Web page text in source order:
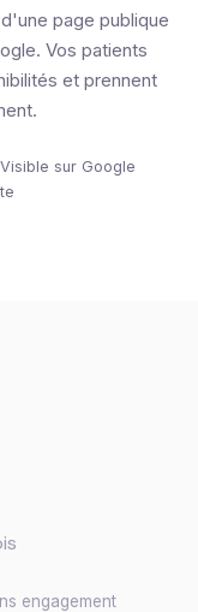
page publique
Vos patients
et prennent
sur Google
engagement